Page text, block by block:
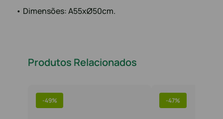
• Dimensões: A55xØ50cm.
Produtos Relacionados
-49% -47%